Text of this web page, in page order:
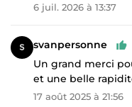
6 juil. 2026 à 13:37
svanpersonne
Un grand merci
et une belle
17 août 2025 à 21:56